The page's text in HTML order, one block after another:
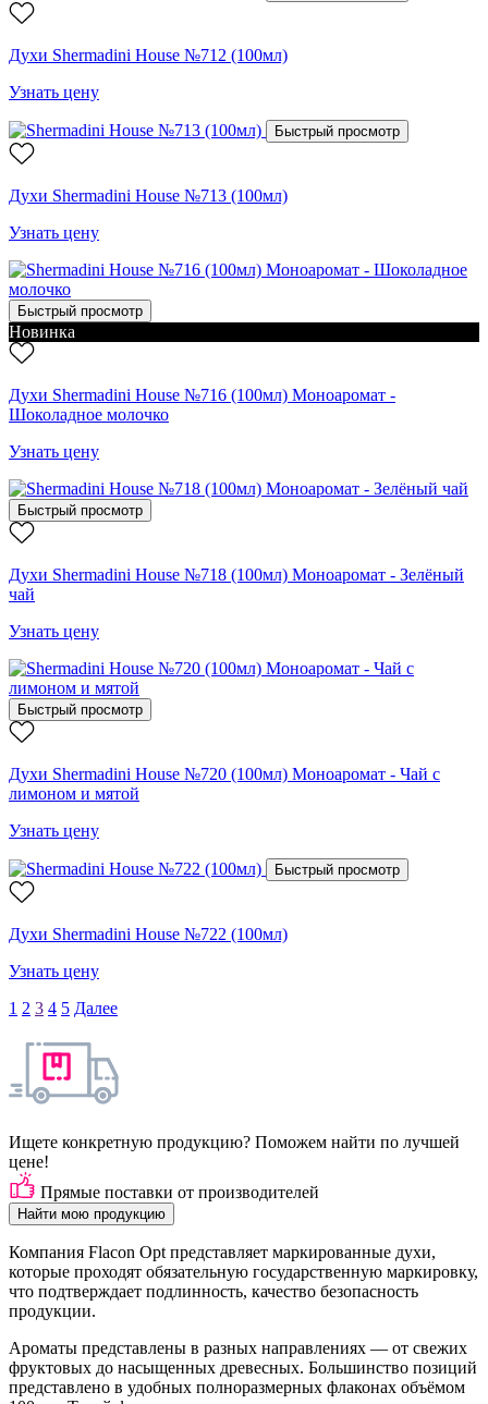
Духи Shermadini House №712 (100мл)
Узнать цену
Быстрый просмотр
Духи Shermadini House №713 (100мл)
Узнать цену
Быстрый просмотр
Новинка
Духи Shermadini House №716 (100мл) Моноаромат -
Шоколадное молочко
Узнать цену
Быстрый просмотр
Духи Shermadini House №718 (100мл) Моноаромат - Зелёный
чай
Узнать цену
Быстрый просмотр
Духи Shermadini House №720 (100мл) Моноаромат - Чай с
лимоном и мятой
Узнать цену
Быстрый просмотр
Духи Shermadini House №722 (100мл)
Узнать цену
1 2 3 4 5 Далее
Ищете конкретную продукцию? Поможем найти по лучшей
цене!
Прямые поставки от производителей
Найти мою продукцию
Компания Flacon Opt представляет маркированные духи,
которые проходят обязательную государственную маркировку,
что подтверждает подлинность, качество безопасность
продукции.
Ароматы представлены в разных направлениях — от свежих
фруктовых до насыщенных древесных. Большинство позиций
представлено в удобных полноразмерных флаконах объёмом